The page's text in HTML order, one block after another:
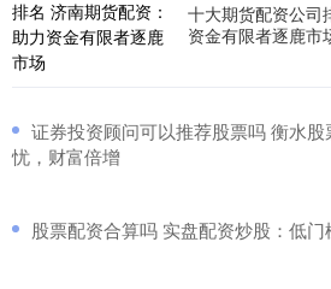
十大期货配资公司
资金有限者逐鹿市
证券投资顾问可以推荐股票吗 衡水
忧，财富倍增
股票配资合算吗 实盘配资炒股：低